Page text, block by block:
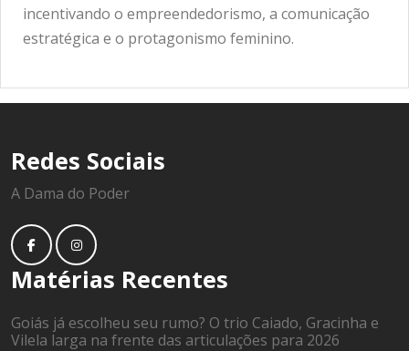
incentivando o empreendedorismo, a comunicação
estratégica e o protagonismo feminino.
Redes Sociais
A Dama do Poder
Matérias Recentes
Goiás já escolheu seu rumo? O trio Caiado, Gracinha e
Vilela larga na frente das articulações para 2026